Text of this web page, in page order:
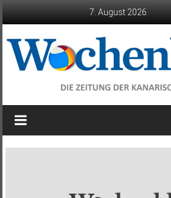
7. August 2026
Wochenblatt
die